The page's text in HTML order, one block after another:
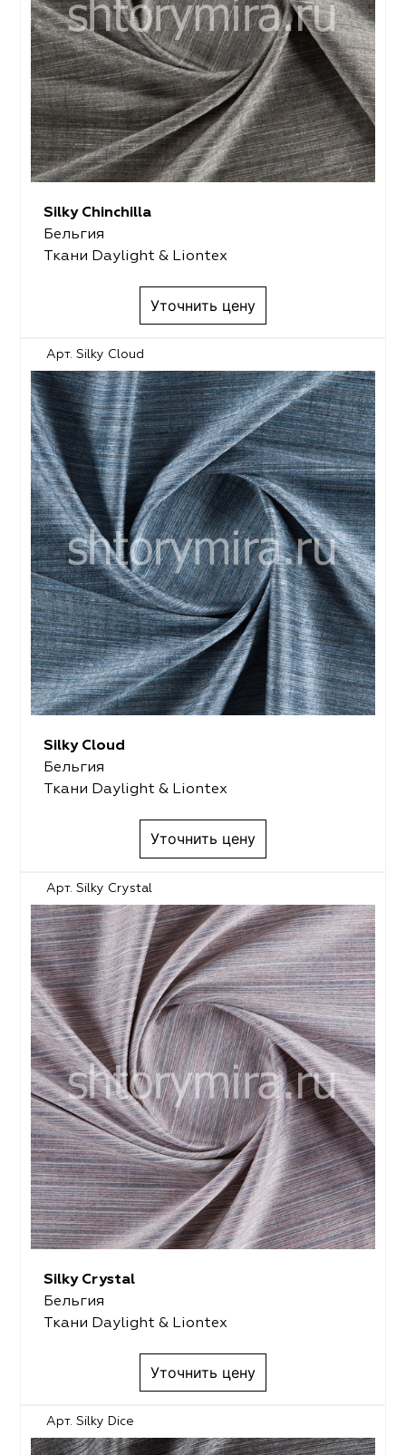
Silky Chinchilla
Бельгия
Ткани Daylight & Liontex
Уточнить цену
Арт. Silky Cloud
Silky Cloud
Бельгия
Ткани Daylight & Liontex
Уточнить цену
Арт. Silky Crystal
Silky Crystal
Бельгия
Ткани Daylight & Liontex
Уточнить цену
Арт. Silky Dice